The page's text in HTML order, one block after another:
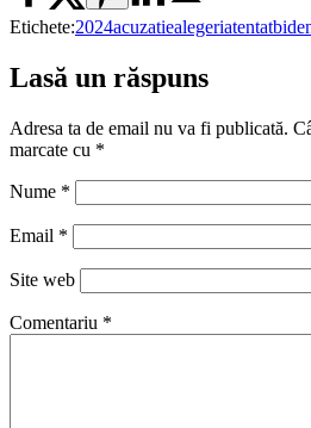
Etichete:2024acuzatiealegeriatentat
Lasă un răspuns
Adresa ta de email nu va fi publicată.
marcate cu *
Nume *
Email *
Site web
Comentariu *